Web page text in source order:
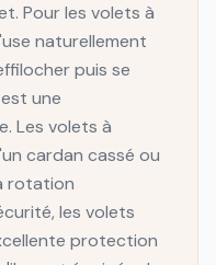
Pour les volets à
naturellement
puis se
une
Les volets à
cardan cassé ou
rotation
les volets
protection